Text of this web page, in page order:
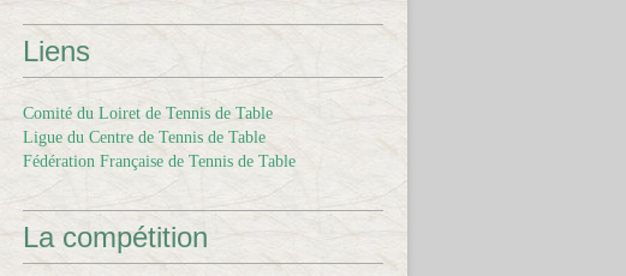
Liens
Comité du Loiret de Tennis de Table
Ligue du Centre de Tennis de Table
Fédération Française de Tennis de Table
La compétition